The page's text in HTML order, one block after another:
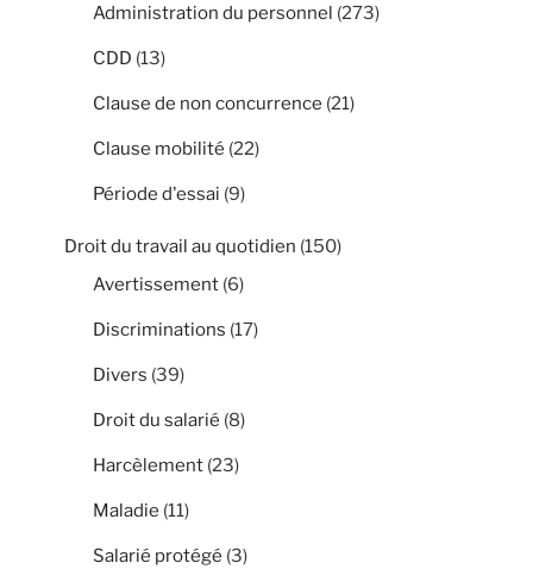
Administration du personnel (273)
CDD (13)
Clause de non concurrence (21)
Clause mobilité (22)
Période d'essai (9)
Droit du travail au quotidien (150)
Avertissement (6)
Discriminations (17)
Divers (39)
Droit du salarié (8)
Harcèlement (23)
Maladie (11)
Salarié protégé (3)